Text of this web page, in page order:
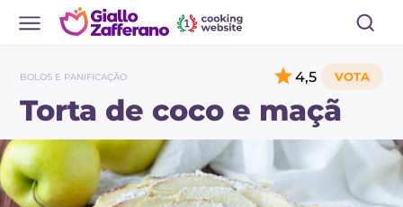
BOLOS E PANIFICAÇÃO
Torta de coco e maçã
4,5